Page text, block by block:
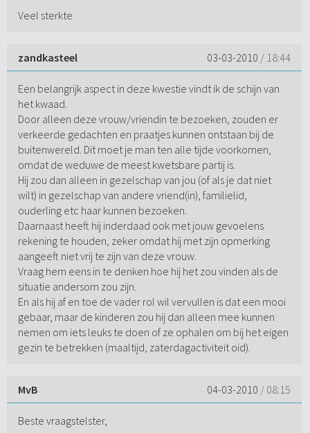
Veel sterkte
zandkasteel 03-03-2010 / 18:44
Een belangrijk aspect in deze kwestie vindt ik de schijn van
het kwaad.
Door alleen deze vrouw/vriendin te bezoeken, zouden er
verkeerde gedachten en praatjes kunnen ontstaan bij de
buitenwereld. Dit moet je man ten alle tijde voorkomen,
omdat de weduwe de meest kwetsbare partij is.
Hij zou dan alleen in gezelschap van jou (of als je dat niet
wilt) in gezelschap van andere vriend(in), familielid,
ouderling etc haar kunnen bezoeken.
Daarnaast heeft hij inderdaad ook met jouw gevoelens
rekening te houden, zeker omdat hij met zijn opmerking
aangeeft niet vrij te zijn van deze vrouw.
Vraag hem eens in te denken hoe hij het zou vinden als de
situatie andersom zou zijn.
En als hij af en toe de vader rol wil vervullen is dat een mooi
gebaar, maar de kinderen zou hij dan alleen mee kunnen
nemen om iets leuks te doen of ze ophalen om bij het eigen
gezin te betrekken (maaltijd, zaterdagactiviteit oid).
MvB 04-03-2010 / 08:15
Beste vraagstelster,